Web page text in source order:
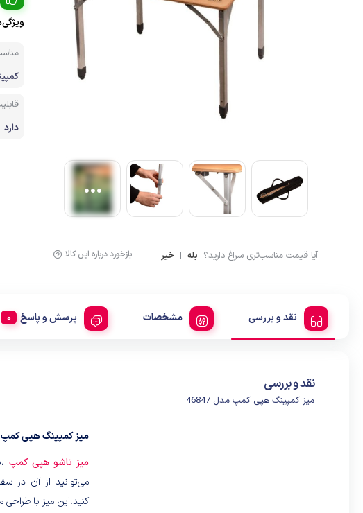
لگینگ ورزشی
شلوارک کوهنوردی و ورزشی
آیا قیمت مناسب‌تری سراغ دارید؟ بله | خیر بازخورد درباره این کالا
دارد
نقد و بررسی مشخصات پرسش و پاسخ
نقد و بررسی
میز کمپینگ هپی کمپ مدل 46847
میز کمپینگ هپی کمپ مدل
میز تاشو هپی کمپ
می‌توانید از آن در
کنید.این میز با